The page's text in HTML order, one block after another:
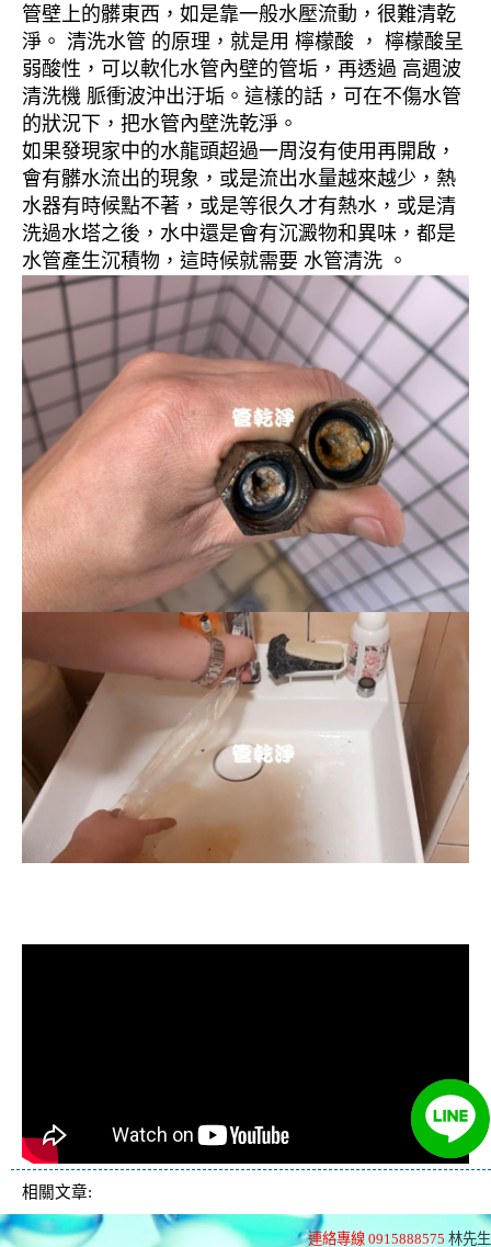
管壁上的髒東西，如是靠一般水壓流動，很難清乾
淨。 清洗水管 的原理，就是用 檸檬酸 ， 檸檬酸呈
弱酸性，可以軟化水管內壁的管垢，再透過 高週波
清洗機 脈衝波沖出汙垢。這樣的話，可在不傷水管
的狀況下，把水管內壁洗乾淨。
如果發現家中的水龍頭超過一周沒有使用再開啟，
會有髒水流出的現象，或是流出水量越來越少，熱
水器有時候點不著，或是等很久才有熱水，或是清
洗過水塔之後，水中還是會有沉澱物和異味，都是
水管產生沉積物，這時候就需要 水管清洗 。
相關文章:
連絡專線 0915888575 林先生